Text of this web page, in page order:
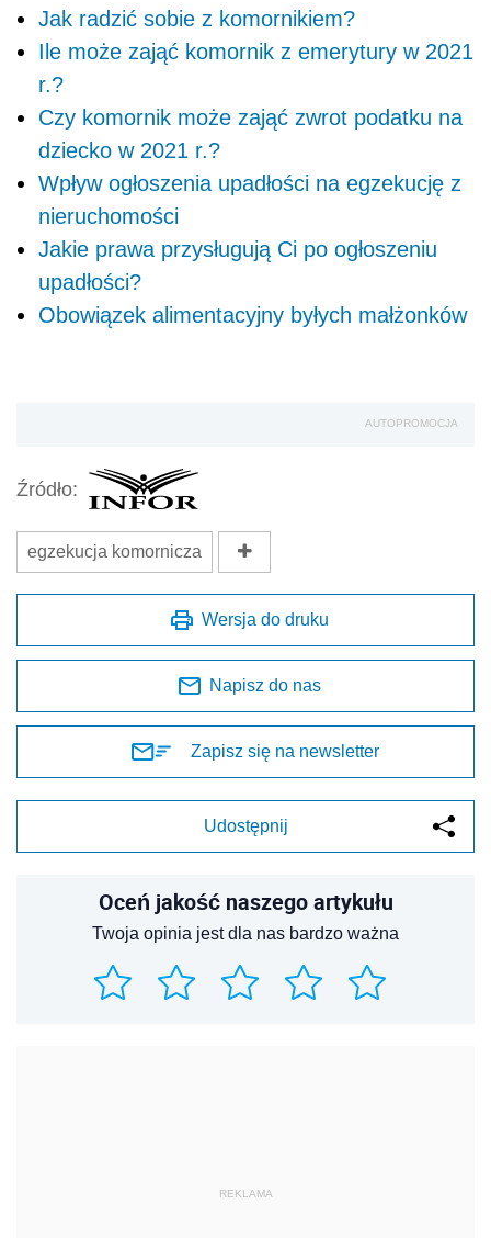
Jak radzić sobie z komornikiem?
Ile może zająć komornik z emerytury w 2021
r.?
Czy komornik może zająć zwrot podatku na
dziecko w 2021 r.?
Wpływ ogłoszenia upadłości na egzekucję z
nieruchomości
Jakie prawa przysługują Ci po ogłoszeniu
upadłości?
Obowiązek alimentacyjny byłych małżonków
AUTOPROMOCJA
Źródło:
egzekucja komornicza
Wersja do druku
Napisz do nas
Zapisz się na newsletter
Udostępnij
Oceń jakość naszego artykułu
Twoja opinia jest dla nas bardzo ważna
REKLAMA